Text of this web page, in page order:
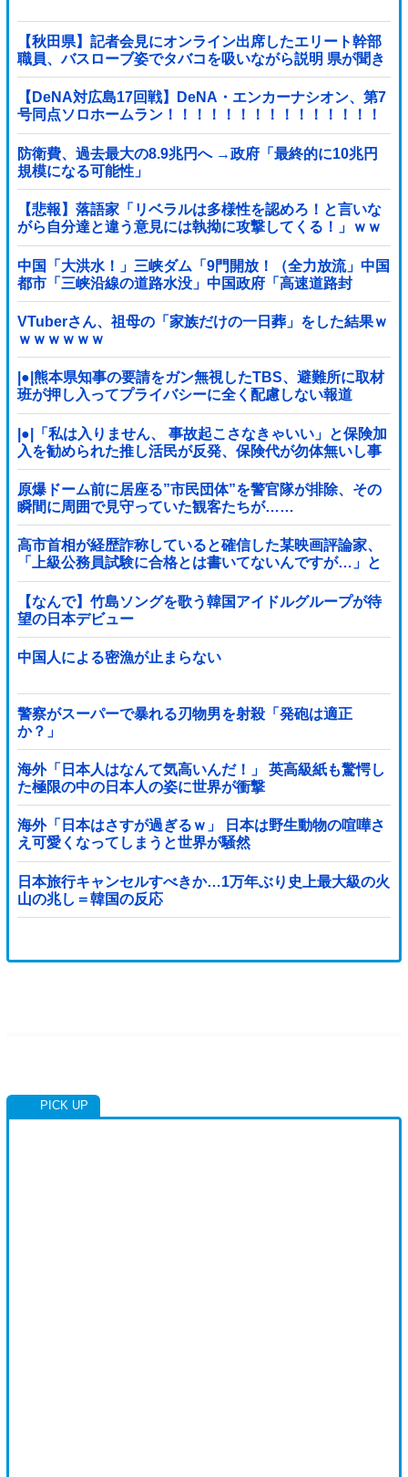
【秋田県】記者会見にオンライン出席したエリート幹部
職員、バスローブ姿でタバコを吸いながら説明 県が聞き
取りへ
【DeNA対広島17回戦】DeNA・エンカーナシオン、第7
号同点ソロホームラン！！！！！！！！！！！！！！！
他
防衛費、過去最大の8.9兆円へ →政府「最終的に10兆円
規模になる可能性」
【悲報】落語家「リベラルは多様性を認めろ！と言いな
がら自分達と違う意見には執拗に攻撃してくる！」ｗｗ
ｗｗｗｗｗｗｗｗｗｗｗｗ
中国「大洪水！」三峡ダム「9門開放！（全力放流」中国
都市「三峡沿線の道路水没」中国政府「高速道路封
鎖！」中国ダム「緊急放流に合わせて開門（土砂崩れ発
生」→
VTuberさん、祖母の「家族だけの一日葬」をした結果ｗ
ｗｗｗｗｗｗ
|●|熊本県知事の要請をガン無視したTBS、避難所に取材
班が押し入ってプライバシーに全く配慮しない報道
を……
|●|「私は入りません、 事故起こさなきゃいい」と保険加
入を勧められた推し活民が反発、保険代が勿体無いし事
故起こしたとして……
原爆ドーム前に居座る”市民団体”を警官隊が排除、その
瞬間に周囲で見守っていた観客たちが……
高市首相が経歴詐称していると確信した某映画評論家、
「上級公務員試験に合格とは書いてないんですが…」と
ツッコミを受けまくり……
【なんで】竹島ソングを歌う韓国アイドルグループが待
望の日本デビュー
中国人による密漁が止まらない
警察がスーパーで暴れる刃物男を射殺「発砲は適正
か？」
海外「日本人はなんて気高いんだ！」 英高級紙も驚愕し
た極限の中の日本人の姿に世界が衝撃
海外「日本はさすが過ぎるｗ」 日本は野生動物の喧嘩さ
え可愛くなってしまうと世界が騒然
日本旅行キャンセルすべきか…1万年ぶり史上最大級の火
山の兆し＝韓国の反応